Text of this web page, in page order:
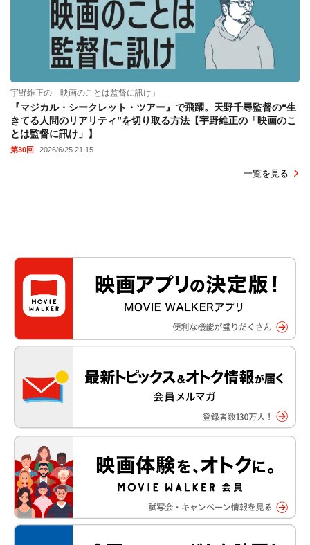
宇野維正の「映画のことは監督に訊け」
『マジカル・シークレット・ツアー』で飛躍。天野千尋監督の“生
きてる人間のリアリティ”を切り取る方法【宇野維正の「映画のこ
とは監督に訊け」】
第30回 2026/6/25 21:15
一覧を見る